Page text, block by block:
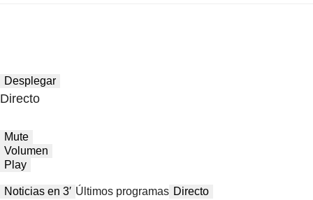
Desplegar
Directo
Mute
Volumen
Play
Noticias en 3′ Últimos programas Directo